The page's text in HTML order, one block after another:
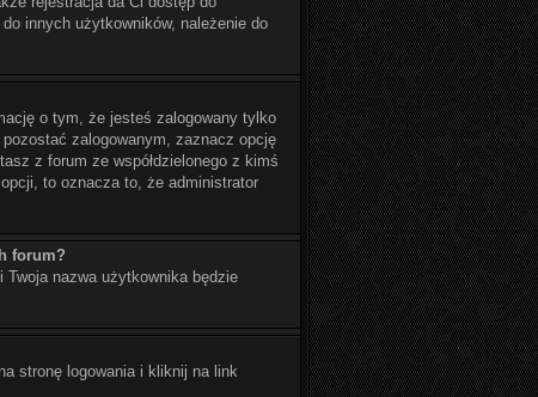
innych użytkowników, należenie do
o tym, że jesteś zalogowany tylko
zalogowanym, zaznacz opcję
z forum ze współdzielonego z kimś
to oznacza to, że administrator
forum?
Twoja nazwa użytkownika będzie
stronę logowania i kliknij na link